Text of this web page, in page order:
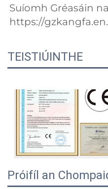
Suíomh Gréasáin
https://
TEISTIÚINTHE
Próifíl an